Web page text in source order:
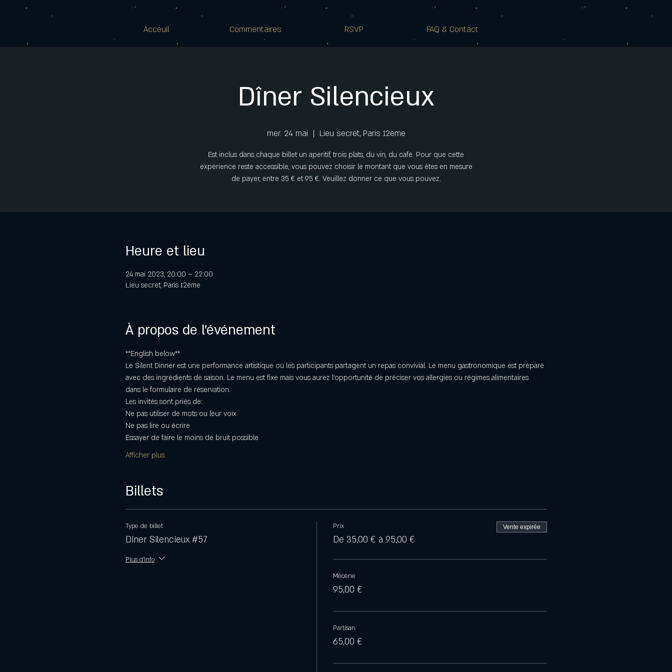
Acceuil Commentaires RSVP FAQ & Contact
Dîner Silencieux
mer. 24 mai
  |
Lieu secret, Paris 12ème
Est inclus dans chaque billet un aperitif, trois plats, du vin, du café. Pour que cette
expérience reste accessible, vous pouvez choisir le montant que vous êtes en mesure
de payer, entre 35 € et 95 €. Veuillez donner ce que vous pouvez.
Heure et lieu
24 mai 2023, 20:00 – 22:00
Lieu secret, Paris 12ème
À propos de l'événement
**English below**
Le Silent Dinner est une performance artistique où les participants partagent un repas convivial. Le menu gastronomique est préparé
avec des ingrédients de saison. Le menu est fixe mais vous aurez l’opportunité de préciser vos allergies ou régimes alimentaires
dans le formulaire de réservation.
Les invités sont priés de:
Ne pas utiliser de mots ou leur voix
Ne pas lire ou écrire
Essayer de faire le moins de bruit possible
Afficher plus
Billets
Type de billet
Dîner Silencieux #57
Plus d'info
Prix
De 35,00 € à 95,00 €
Vente expirée
Mécène
95,00 €
Partisan
65,00 €